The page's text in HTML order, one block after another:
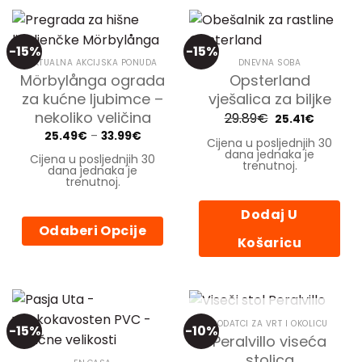
-15%
AKTUALNA AKCIJSKA PONUDA
Mörbylånga ograda
za kućne ljubimce –
nekoliko veličina
25.49€ – 33.99€Price
25.49€
through
Cijena u posljednjih 30
dana jednaka je
trenutnoj.
Odaberi Opcije
varijanti.
Opcije
se
-15%
DNEVNA SOBA
Opsterland
vješalica za biljke
29.89€ Izvorna
cijena
bila
je:
29.89€.
25.41€
je:
25.41€.
Cijena u posljednjih 30
dana jednaka je
trenutnoj.
Dodaj U
Košaricu
-15% -10%NEMA NA ZALIHI
DODATCI ZA VRT I OKOLICU
Peralvillo viseća